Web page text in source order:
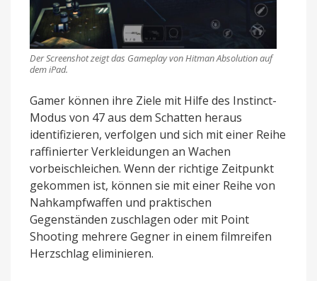
Der Screenshot zeigt das Gameplay von Hitman Absolution auf
dem iPad.
Gamer können ihre Ziele mit Hilfe des Instinct-
Modus von 47 aus dem Schatten heraus
identifizieren, verfolgen und sich mit einer Reihe
raffinierter Verkleidungen an Wachen
vorbeischleichen. Wenn der richtige Zeitpunkt
gekommen ist, können sie mit einer Reihe von
Nahkampfwaffen und praktischen
Gegenständen zuschlagen oder mit Point
Shooting mehrere Gegner in einem filmreifen
Herzschlag eliminieren.